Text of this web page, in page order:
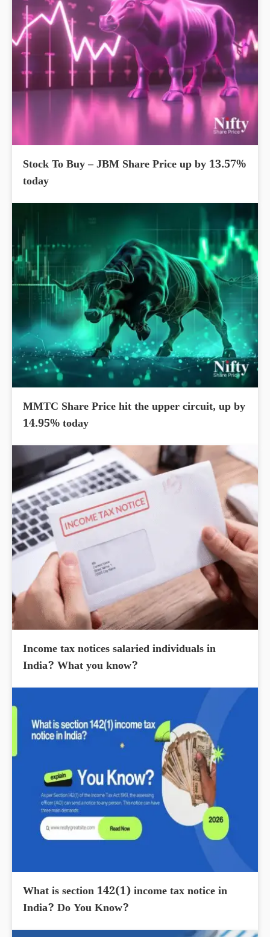
Stock To Buy – JBM Share Price up by 13.57%
today
MMTC Share Price hit the upper circuit, up by
14.95% today
Income tax notices salaried individuals in
India? What you know?
What is section 142(1) income tax notice in
India? Do You Know?